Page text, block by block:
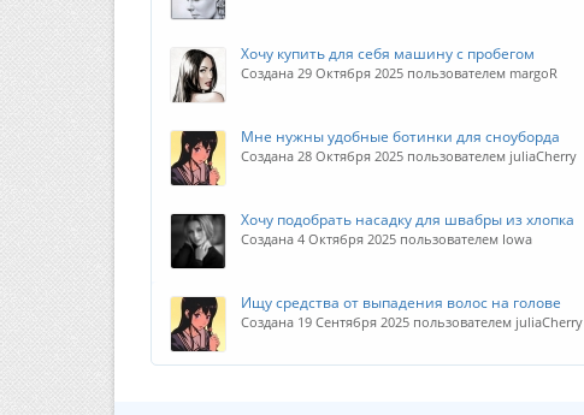
Хочу купить для себя машину с пробегом
Создана 29 Октября 2025 пользователем margoR
Мне нужны удобные ботинки для сноуборда
Создана 28 Октября 2025 пользователем juliaCherry
Хочу подобрать насадку для швабры из хлопка
Создана 4 Октября 2025 пользователем Iowa
Ищу средства от выпадения волос на голове
Создана 19 Сентября 2025 пользователем juliaCherry